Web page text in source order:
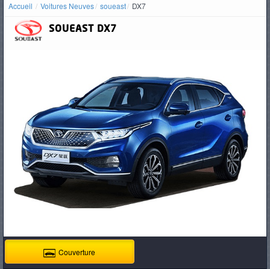
Accueil Voitures Neuves soueast DX7
SOUEAST DX7
Couverture
D'OCCASION
PNEUS